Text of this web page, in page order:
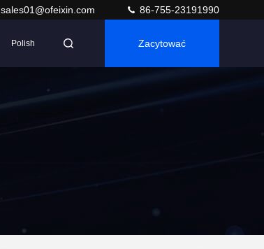
sales01@ofeixin.com 86-755-23191990
Polish Zacytować